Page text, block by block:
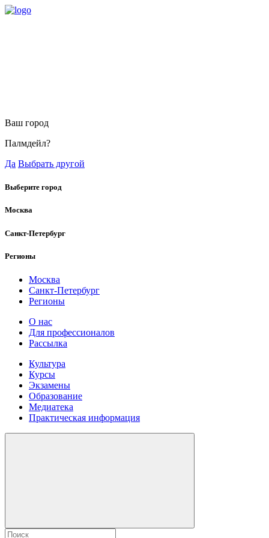
Ваш город
Палмдейл?
Да Выбрать другой
Выберите город
Москва
Санкт-Петербург
Регионы
Москва
Санкт-Петербург
Регионы
О нас
Для профессионалов
Рассылка
Культура
Курсы
Экзамены
Образование
Медиатека
Практическая информация